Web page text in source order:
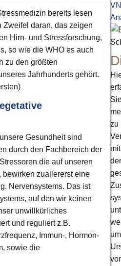
bereits lesen
Zweifel daran, das zeigen
Hirn- und Stressforschung,
so wie die WHO es auch
zu den größten
Jahrhunderts gehört.
Gesundheit sind
durch den Fachbereich der
die auf unseren
zuallererst eine
Nervensystems. Das ist
auf den wir keinen
unwillkürliches
und reguliert z.B.
Immun-, Hormon-
sowie die
zu
mit
um